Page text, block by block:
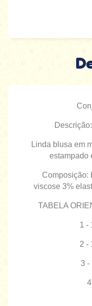
Linda blusa em
estampado
Composição:
viscose 3%
TABELA
1 -
2 -
3 -